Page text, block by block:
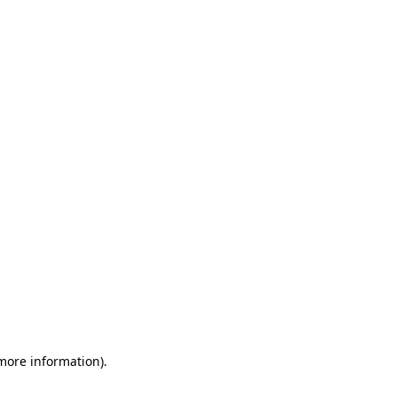
information).